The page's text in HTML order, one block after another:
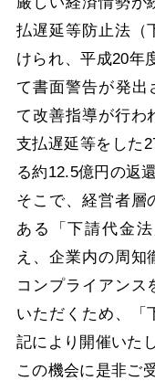
払遅延等防止法（
けられ、平成20年
て書面警告が発出
て改善指導が行わ
支払遅延等をした
る約12.5億円の返
そこで、経営者層
ある「下請代金
え、企業内の周知
コンプライアンス
いただくため、「
記により開催いた
この機会に是非ご